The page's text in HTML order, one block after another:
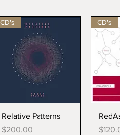
Vista rápida
CD's
Relative Patterns
Precio
$200.00
CD's
Precio